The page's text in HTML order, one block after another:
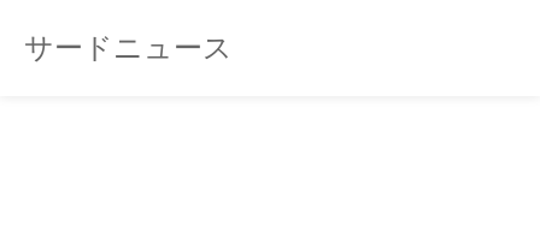
サードニュース